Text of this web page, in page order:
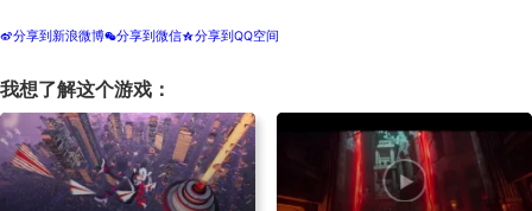
t分享到新浪微博w分享到微信z分享到QQ空间
我想了解这个游戏：